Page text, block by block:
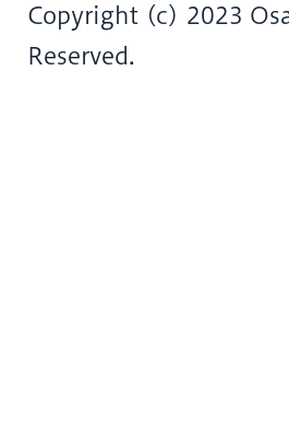
Copyright (c) 2023
Reserved.